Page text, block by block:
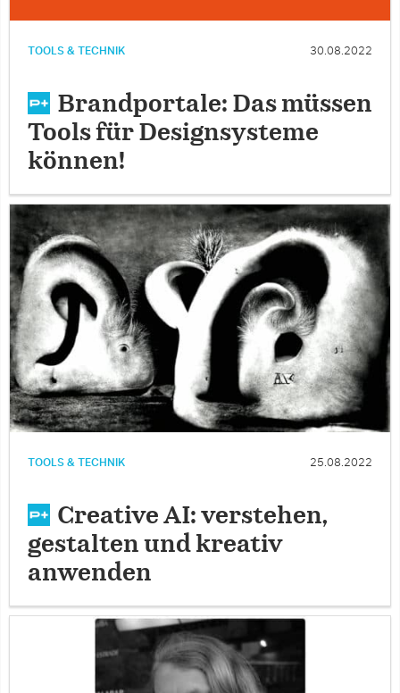
TOOLS & TECHNIK 30.08.2022
Brandportale: Das müssen
Tools für Designsysteme
können!
TOOLS & TECHNIK 25.08.2022
Creative AI: verstehen,
gestalten und kreativ
anwenden